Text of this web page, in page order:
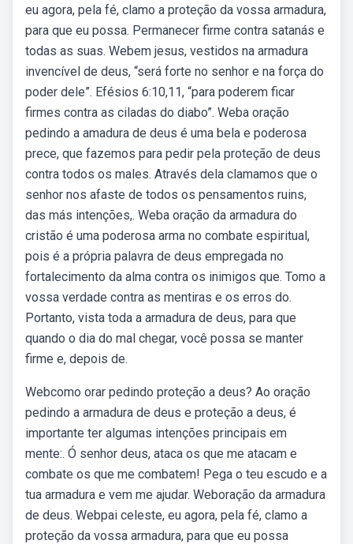
eu agora, pela fé, clamo a proteção da vossa armadura,
para que eu possa. Permanecer firme contra satanás e
todas as suas. Webem jesus, vestidos na armadura
invencível de deus, “será forte no senhor e na força do
poder dele”. Efésios 6:10,11, “para poderem ficar
firmes contra as ciladas do diabo”. Weba oração
pedindo a amadura de deus é uma bela e poderosa
prece, que fazemos para pedir pela proteção de deus
contra todos os males. Através dela clamamos que o
senhor nos afaste de todos os pensamentos ruins,
das más intenções,. Weba oração da armadura do
cristão é uma poderosa arma no combate espiritual,
pois é a própria palavra de deus empregada no
fortalecimento da alma contra os inimigos que. Tomo a
vossa verdade contra as mentiras e os erros do.
Portanto, vista toda a armadura de deus, para que
quando o dia do mal chegar, você possa se manter
firme e, depois de.
Webcomo orar pedindo proteção a deus? Ao oração
pedindo a armadura de deus e proteção a deus, é
importante ter algumas intenções principais em
mente:. Ó senhor deus, ataca os que me atacam e
combate os que me combatem! Pega o teu escudo e a
tua armadura e vem me ajudar. Weboração da armadura
de deus. Webpai celeste, eu agora, pela fé, clamo a
proteção da vossa armadura, para que eu possa